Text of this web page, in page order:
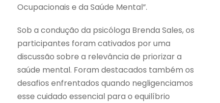
Ocupacionais e da Saúde Mental”.
Sob a condução da psicóloga Brenda Sales, os
participantes foram cativados por uma
discussão sobre a relevância de priorizar a
saúde mental. Foram destacados também os
desafios enfrentados quando negligenciamos
esse cuidado essencial para o equilíbrio